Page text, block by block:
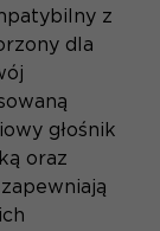
z
dla
głośnik
oraz